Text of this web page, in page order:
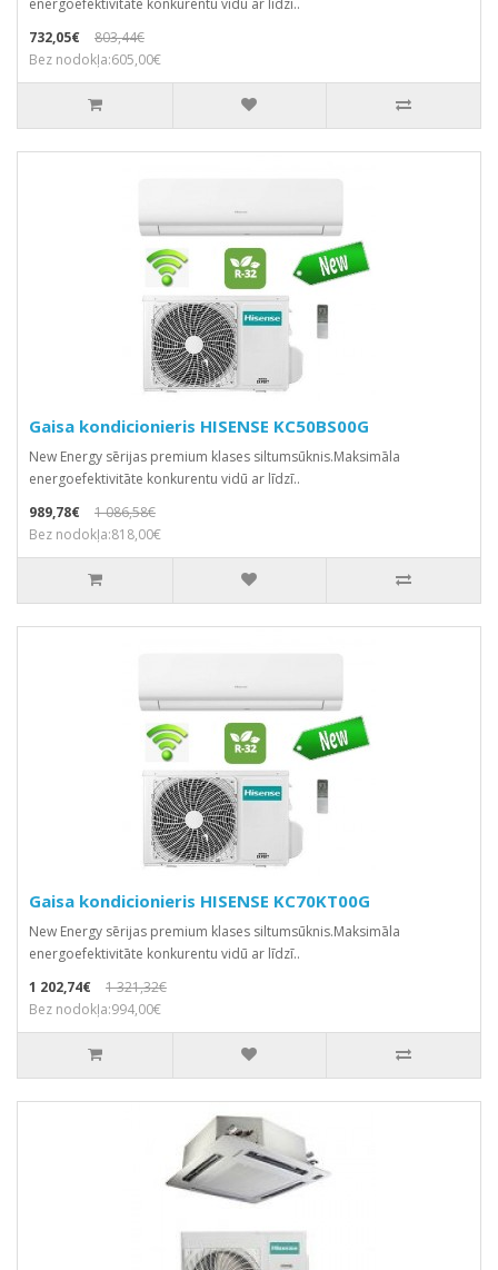
energoefektivitāte konkurentu vidū ar līdzī..
732,05€
803,44€
Bez nodokļa:605,00€
Gaisa kondicionieris HISENSE KC50BS00G
New Energy sērijas premium klases siltumsūknis.Маksimāla
energoefektivitāte konkurentu vidū ar līdzī..
989,78€
1 086,58€
Bez nodokļa:818,00€
Gaisa kondicionieris HISENSE KC70KT00G
New Energy sērijas premium klases siltumsūknis.Маksimāla
energoefektivitāte konkurentu vidū ar līdzī..
1 202,74€
1 321,32€
Bez nodokļa:994,00€